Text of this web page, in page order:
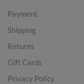
Payment
Shipping
Returns
Gift Cards
Privacy Policy